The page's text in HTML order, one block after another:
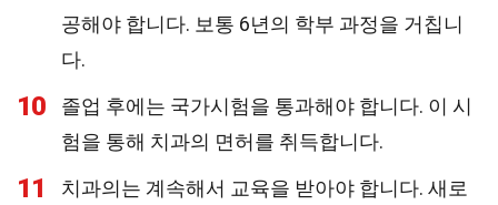
공해야 합니다. 보통 6년의 학부 과정을 거칩니
다.
10
졸업 후에는 국가시험을 통과해야 합니다. 이 시
험을 통해 치과의 면허를 취득합니다.
11
치과의는 계속해서 교육을 받아야 합니다. 새로